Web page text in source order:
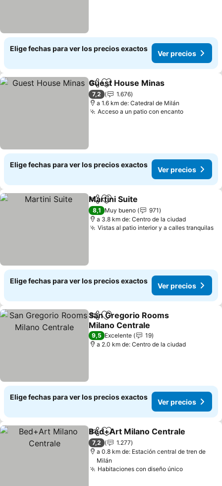
Elige fechas para ver los precios exactos
Ver precios
CompartirAgregar a favoritos
Guest House Minas
7,2
1.676
a 1.6 km de: Catedral de Milán
Acceso a un patio con encantoVer
Elige fechas para ver los precios exactos
Ver precios
CompartirAgregar a favoritos
Martini Suite
8,1 Muy bueno
971
a 3.8 km de: Centro de la ciudad
Vistas al patio interior y a calles tranquilas
Elige fechas para ver los precios exactos
Ver precios
CompartirAgregar a favoritos
San Gregorio Rooms
Milano Centrale
Ver precios
9,5 Excelente
19
a 2.0 km de: Centro de la ciudad
Elige fechas para ver los precios exactos
Ver precios
CompartirAgregar a favoritos
Bed+Art Milano Centrale
7,2
1.277
a 0.8 km de: Estación central de tren de
Milán
Habitaciones con diseño únicoVer